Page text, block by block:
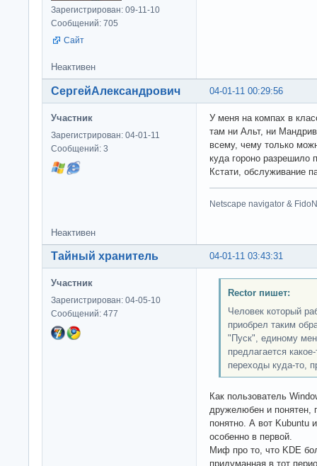
Зарегистрирован: 09-11-10
Сообщений: 705
Сайт
Неактивен
04-01-11 00:29:56
СергейАлександрович
Участник
Зарегистрирован: 04-01-11
Сообщений: 3
У меня на компах в
там ни Альт, ни
всему, чему только
куда гороно разрешило
Кстати, обслуживание
Netscape navigator &
Неактивен
04-01-11 03:43:31
Тайный хранитель
Участник
Зарегистрирован: 04-05-10
Сообщений: 477
Rector пишет:
Человек который
приобрел таким
"Пуск", единому
предлагается
переходы куда-то,
Как пользователь
дружелюбен и понятен,
понятно. А вот Kubuntu
особенно в первой.
Миф про то, что KDE
придуманная в тот